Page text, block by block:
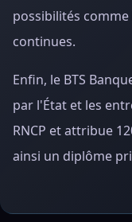
possibilités
continues.
Enfin, le BTS
par l'État et les
RNCP et attribue
ainsi un diplôme